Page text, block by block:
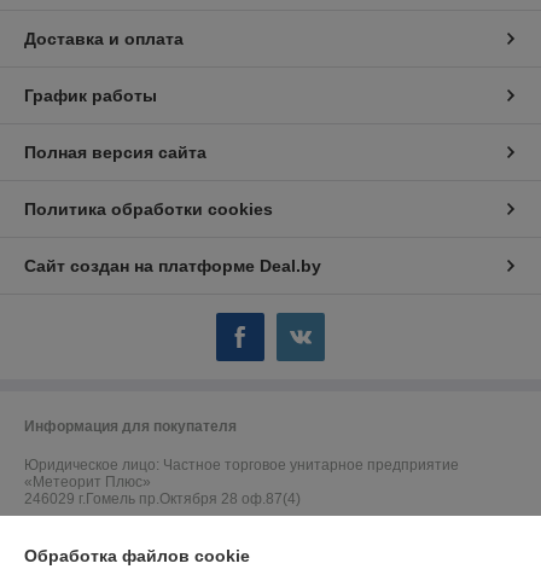
Доставка и оплата
График работы
Полная версия сайта
Политика обработки cookies
Сайт создан на платформе Deal.by
Информация для покупателя
Юридическое лицо: Частное торговое унитарное предприятие
«Метеорит Плюс»
246029 г.Гомель пр.Октября 28 оф.87(4)
Обработка файлов cookie